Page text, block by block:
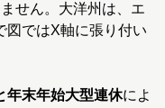
せん。大洋州は、エ
図ではX軸に張り付い
年末年始大型連休によ